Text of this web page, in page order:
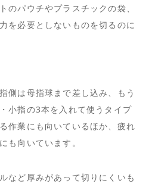
のパウチやプラスチックの袋、
を必要としないものを切るのに
側は母指球まで差し込み、もう
小指の3本を入れて使うタイプ
作業にも向いているほか、疲れ
も向いています。
など厚みがあって切りにくいも